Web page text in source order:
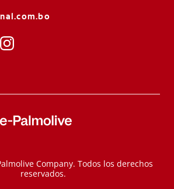
Company. Todos los derechos
reservados.